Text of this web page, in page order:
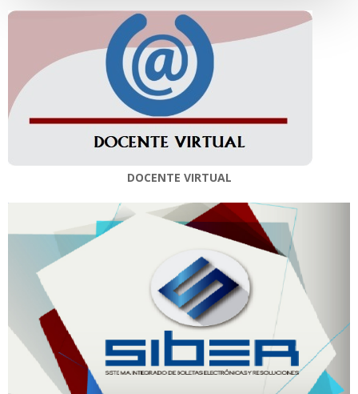
DOCENTE VIRTUAL